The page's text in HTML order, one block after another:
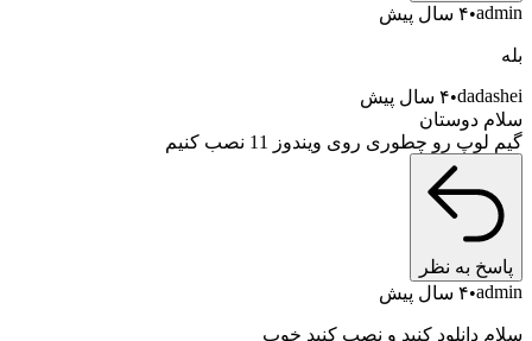
admin ۴ سال پیش
بله
dadashei ۴ سال پیش
سلام دوستان
گیم لوپ رو چطوری روی ویندوز 11 نصب کنیم
پاسخ به نظر
admin ۴ سال پیش
سلام دانلود کنید و نصب کنید خوب